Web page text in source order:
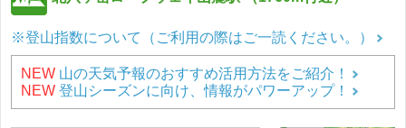
※登山指数について（ご利用の際はご一読ください。）
NEW 山の天気予報のおすすめ活用方法をご紹介！
NEW 登山シーズンに向け、情報がパワーアップ！